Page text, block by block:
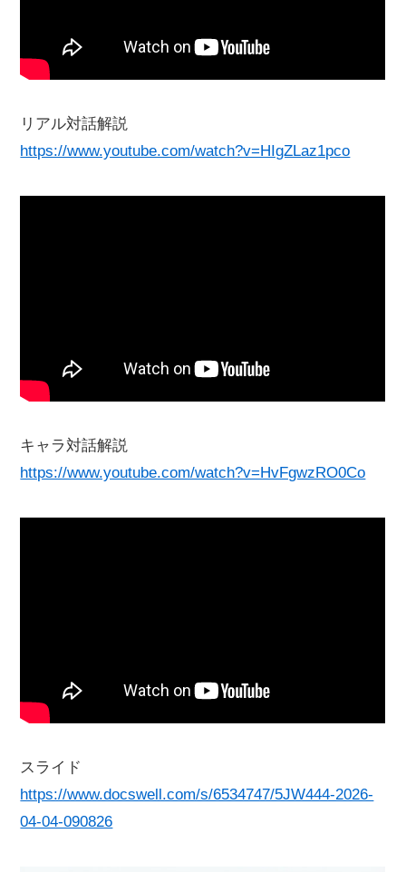
リアル対話解説
https://www.youtube.com/watch?v=HIgZLaz1pco
キャラ対話解説
https://www.youtube.com/watch?v=HvFgwzRO0Co
スライド
https://www.docswell.com/s/6534747/5JW444-2026-
04-04-090826